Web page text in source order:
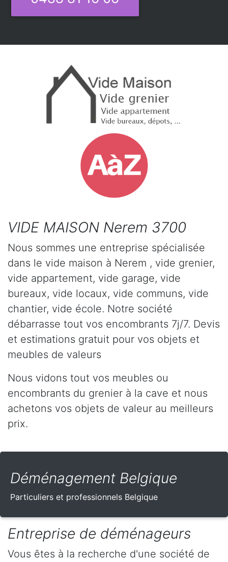
VIDE MAISON Nerem 3700
Nous sommes une entreprise spécialisée
dans le vide maison à Nerem , vide grenier,
vide appartement, vide garage, vide
bureaux, vide locaux, vide communs, vide
chantier, vide école. Notre société
débarrasse tout vos encombrants 7j/7. Devis
et estimations gratuit pour vos objets et
meubles de valeurs
Nous vidons tout vos meubles ou
encombrants du grenier à la cave et nous
achetons vos objets de valeur au meilleurs
prix.
Déménagement Belgique
Particuliers et professionnels Belgique
Entreprise de déménageurs
Vous êtes à la recherche d'une société de